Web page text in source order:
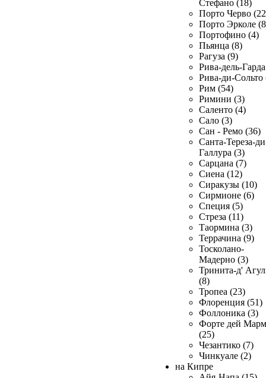
Стефано (18)
Порто Черво
Порто Эрколе
Портофино (4)
Пьянца (8)
Рагуза (9)
Рива-дель-
Рива-ди-Сольто
Рим (54)
Римини (3)
Саленто (4)
Сало (3)
Сан - Ремо (36)
Санта-Тереза-
Галлура (3)
Сарцана (7)
Сиена (12)
Сиракузы (10)
Сирмионе (6)
Специя (5)
Стреза (11)
Таормина (3)
Террачина (9)
Тосколано-
Мадерно (3)
Тринита-д'
(8)
Тропеа (23)
Флоренция (51)
Фоллоника (3)
Форте дей
(25)
Чезантико (7)
Чинкуале (2)
на Кипре